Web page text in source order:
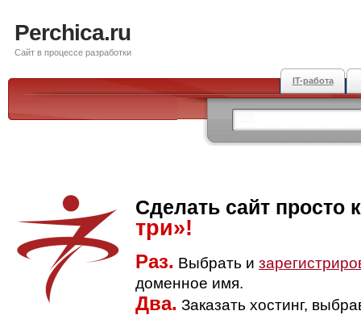
Perchica.ru
Сайт в процессе разработки
IT-работа
Сделать сайт просто
три»!
Раз. Выбрать и
доменное имя.
Два. Заказать хостинг,